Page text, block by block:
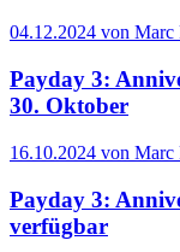
04.12.2024 von Marc
Payday 3:
30. Oktober
16.10.2024 von Marc
Payday 3:
verfügbar